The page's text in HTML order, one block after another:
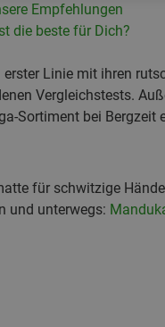
Empfehlungen
die beste für Dich?
Linie mit ihren
Vergleichstests.
Sortiment bei Bergzeit
für schwitzige
und unterwegs: